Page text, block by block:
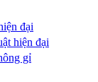
đại
hiện đại
gỉ